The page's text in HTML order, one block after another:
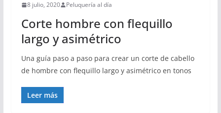
8 julio, 2020 Peluquería al día
Corte hombre con flequillo
largo y asimétrico
Una guía paso a paso para crear un corte de cabello
de hombre con flequillo largo y asimétrico en tonos
Leer más